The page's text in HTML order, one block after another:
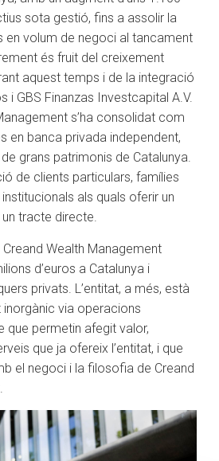
sota gestió, fins a assolir la
en volum de negoci al tancament
és fruit del creixement
aquest temps i de la integració
i GBS Finanzas Investcapital A.V.
s’ha consolidat com
en banca privada independent,
grans patrimonis de Catalunya.
de clients particulars, famílies
als quals oferir un
tracte directe.
Creand Wealth Management
d’euros a Catalunya i
privats. L’entitat, a més, està
via operacions
que permetin afegit valor,
que ja ofereix l’entitat, i que
el negoci i la filosofia de Creand